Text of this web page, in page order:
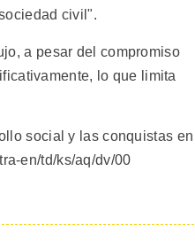
civil".
a pesar del compromiso
lo que limita
social y las conquistas en
en/td/ks/aq/dv/00